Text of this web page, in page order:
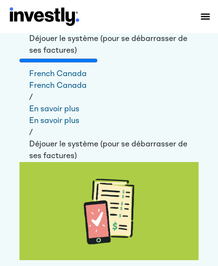
Déjouer le système (pour se débarrasser de
ses factures)
French Canada
French Canada
/
En savoir plus
En savoir plus
/
Déjouer le système (pour se débarrasser de
ses factures)